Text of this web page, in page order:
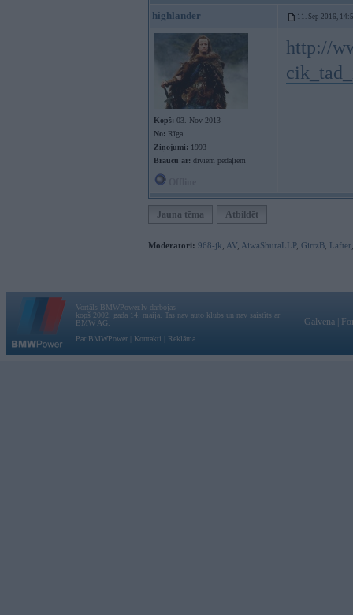
highlander 11. Sep 2016,
Kopš: 03. Nov 2013
No: Rīga
Ziņojumi: 1993
Braucu ar: diviem pedāļiem
http://
Jauna tēma Atbildēt
Moderatori: 968-jk AV AiwaShuraLLP, GirtzB Lafter
Vortāls BMWPower.lv darbojas
kopš 2002. gada 14. maija. Tas nav auto klubs un nav saistīts ar
BMW AG.
Par BMWPower
Kontakti Reklāma
Galvena